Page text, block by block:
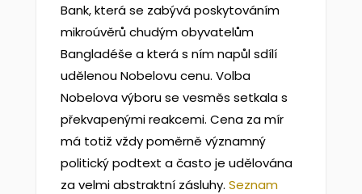
Bank, která se zabývá poskytováním
mikroúvěrů chudým obyvatelům
Bangladéše a která s ním napůl sdílí
udělenou Nobelovu cenu. Volba
Nobelova výboru se vesměs setkala s
překvapenými reakcemi. Cena za mír
má totiž vždy poměrně významný
politický podtext a často je udělována
za velmi abstraktní zásluhy. Seznam